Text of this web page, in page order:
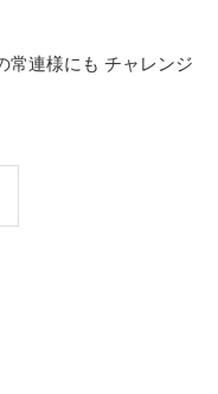
常連様にも チャレンジ